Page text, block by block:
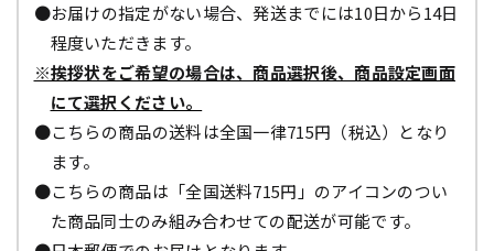
●お届けの指定がない場合、発送までには10日から14日
程度いただきます。
※挨拶状をご希望の場合は、商品選択後、商品設定画面
にて選択ください。
●こちらの商品の送料は全国一律715円（税込）となり
ます。
●こちらの商品は「全国送料715円」のアイコンのつい
た商品同士のみ組み合わせての配送が可能です。